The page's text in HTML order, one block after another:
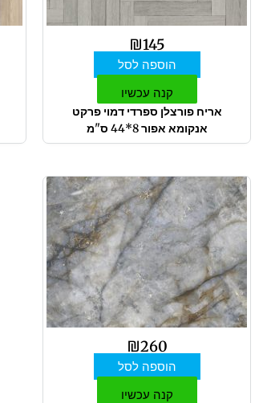
₪145
הוספה לסל
קנה עכשיו
אריח פורצלן ספרדי דמוי פרקט
אנקומא אפור 8*44 ס"מ
₪260
הוספה לסל
קנה עכשיו